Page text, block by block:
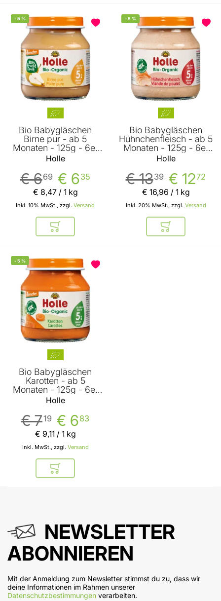
-5 %
Bio Babygläschen
Birne pur - ab 5
Monaten - 125g - 6er
Vorteilspack von Holle
Holle
€ 635
€ 669
Inkl. 10% MwSt., zzgl. Versand
€ 8,47/ 1 kg
In den Warenkorb
-5 %
Bio Babygläschen
Hühnchenfleisch - ab 5
Monaten - 125g - 6er
Vorteilspack von Holle
Holle
€ 1272
€ 1339
Inkl. 20% MwSt., zzgl. Versand
€ 16,96 / 1 kg
In den
-5 %
Bio Babygläschen
Karotten - ab 5
Monaten - 125g - 6er
Vorteilspack von Holle
Holle
€ 683
€ 719
Inkl. MwSt., zzgl. Versand
€ 9,11 / 1 kg
In den Warenkorb
NEWSLETTER
ABONNIEREN
Mit der Anmeldung zum Newsletter stimmst du zu, dass wir
deine Informationen im Rahmen unserer
Datenschutzbestimmungen verarbeiten.